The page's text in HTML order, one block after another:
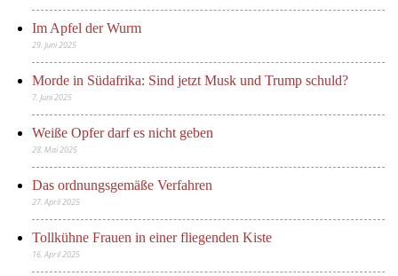
Im Apfel der Wurm
29. Juni 2025
Morde in Südafrika: Sind jetzt Musk und Trump schuld?
7. Juni 2025
Weiße Opfer darf es nicht geben
28. Mai 2025
Das ordnungsgemäße Verfahren
27. April 2025
Tollkühne Frauen in einer fliegenden Kiste
16. April 2025